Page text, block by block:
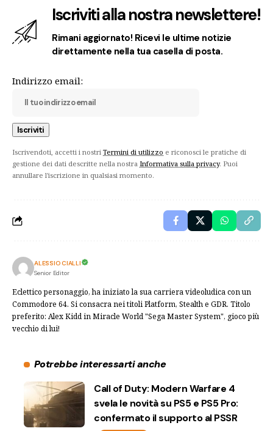
Iscriviti alla nostra newslettere!
Rimani aggiornato! Ricevi le ultime notizie
direttamente nella tua casella di posta.
Indirizzo email:
Iscrivendoti, accetti i nostri Termini di utilizzo e riconosci le pratiche di
gestione dei dati descritte nella nostra Informativa sulla privacy. Puoi
annullare l'iscrizione in qualsiasi momento.
ALESSIO CIALLI
Senior Editor
Eclettico personaggio, ha iniziato la sua carriera videoludica con un
Commodore 64. Si consacra nei titoli Platform, Stealth e GDR. Titolo
preferito: Alex Kidd in Miracle World "Sega Master System", gioco più
vecchio di lui!
Potrebbe interessarti anche
Call of Duty: Modern Warfare 4
svela le novità su PS5 e PS5 Pro:
confermato il supporto al PSSR